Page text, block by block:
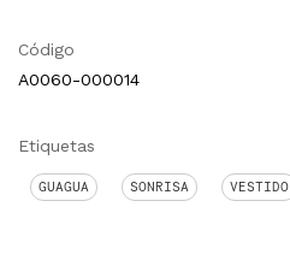
Código
A0060-000014
Etiquetas
GUAGUA SONRISA VESTIDO